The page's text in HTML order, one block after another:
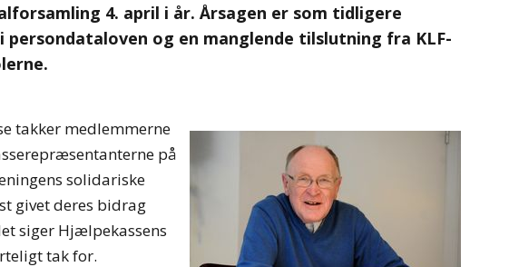
4. april i år. Årsagen er som tidligere
og en manglende tilslutning fra KLF-
takker medlemmerne
på
solidariske
givet deres bidrag
siger Hjælpekassens
tak for.